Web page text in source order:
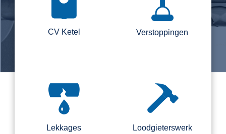
CV Ketel Verstoppingen
Lekkages Loodgieterswerk